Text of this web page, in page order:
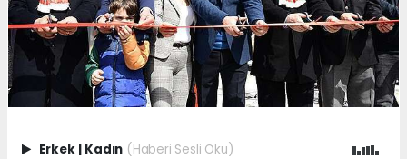
Erkek | Kadın (Haberi Sesli Oku)